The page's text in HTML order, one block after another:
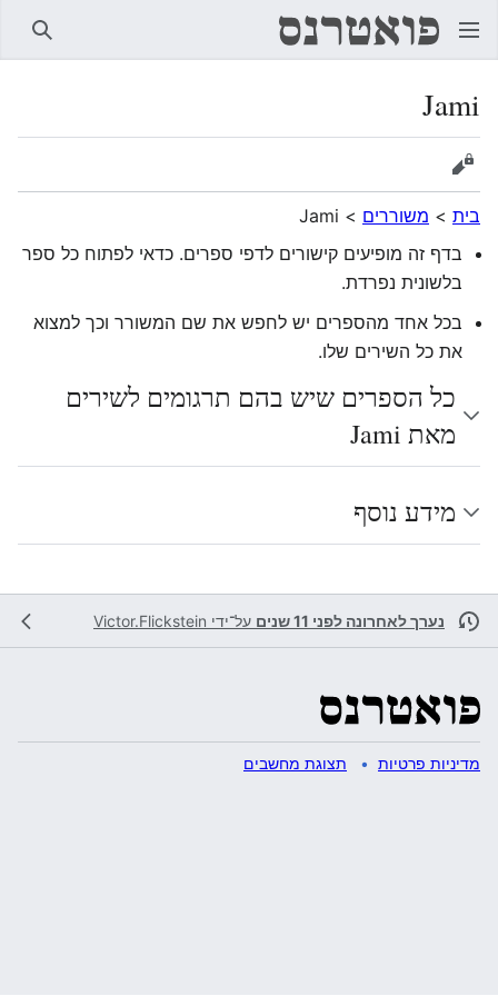
Jami
הצגת מקור
בית > משוררים >
Jami
בדף זה מופיעים קישורים לדפי ספרים. כדאי לפתוח כל ספר
בלשונית נפרדת.
בכל אחד מהספרים יש לחפש את שם המשורר וכך למצוא
את כל השירים שלו.
כל הספרים שיש בהם תרגומים לשירים
מאת Jami
מידע נוסף
נערך לאחרונה לפני 11 שנים על־ידי Victor.Flickstein
מדיניות פרטיות תצוגת מחשבים